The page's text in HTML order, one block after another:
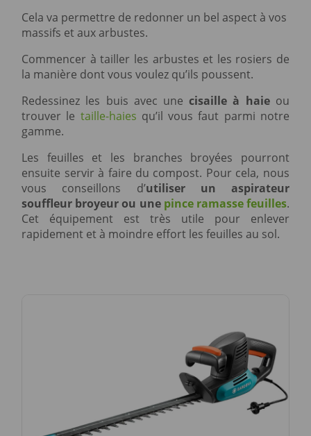
Cela va permettre de redonner un bel aspect à vos
massifs et aux arbustes.
Commencer à tailler les arbustes et les rosiers de
la manière dont vous voulez qu’ils poussent.
Redessinez les buis avec unecisaille à haieou
trouver le taille-haies qu’il vous faut parmi notre
gamme.
Les feuilles et les branches broyées pourront
ensuite servir à faire du compost. Pour cela, nous
vous conseillons d’utiliser un aspirateur
souffleur broyeur ou une pince ramasse feuilles.
Cet équipement est très utile pour enlever
rapidement et à moindre effort les feuilles au sol.